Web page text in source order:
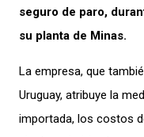
seguro de paro,
su planta de Minas.
La empresa, que
Uruguay, atribuye la
importada, los costos